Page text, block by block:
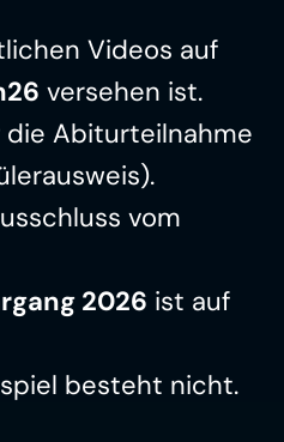
Videos auf
versehen ist.
Abiturteilnahme
vom
2026 ist auf
besteht nicht.